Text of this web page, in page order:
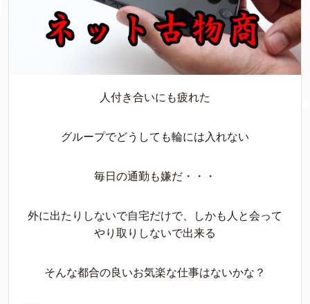
人付き合いにも疲れた
グループでどうしても輪には入れない
毎日の通勤も嫌だ・・・
外に出たりしないで自宅だけで、しかも人と会って
やり取りしないで出来る
そんな都合の良いお気楽な仕事はないかな？